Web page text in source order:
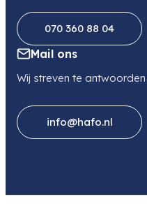
070 360 88 04
Mail ons
Wij streven te antwoorden
info@hafo.nl